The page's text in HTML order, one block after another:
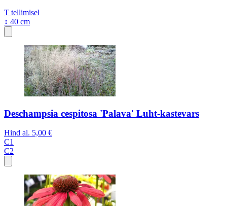
T tellimisel
↕ 40 cm
Deschampsia cespitosa 'Palava' Luht-kastevars
Hind al. 5,00 €
C1
C2